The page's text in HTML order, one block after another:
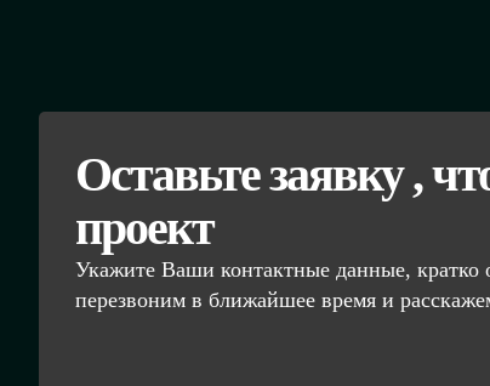
Оставьте заявку ,
проект
Укажите Ваши контактные данные,
перезвоним в ближайшее время и